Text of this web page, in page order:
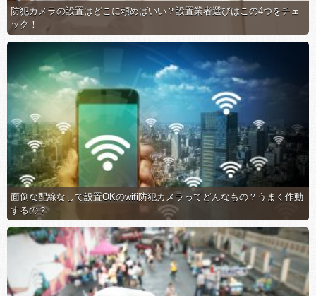
防犯カメラの設置はどこに頼めばいい？設置業者選びはこの4つをチェ
ック！
面倒な配線なしで設置OKのwifi防犯カメラってどんなもの？うまく作動
するの？